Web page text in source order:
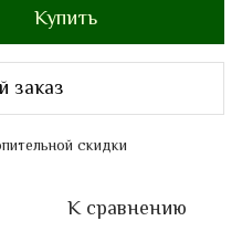
Купить
заказ
скидки
К сравнению